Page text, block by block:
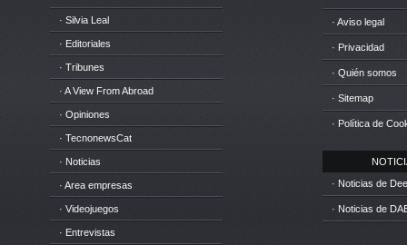
· Silvia Leal
· Editoriales
· Tribunes
· A View From Abroad
· Opiniones
· TecnonewsCat
· Noticias
· Area empresas
· Videojuegos
· Entrevistas
· Aviso legal
· Privacidad
· Quién somos
· Sitemap
· Política de
· Noticias de
· Noticias de